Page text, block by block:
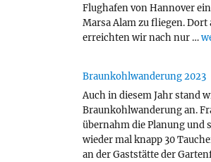
Flughafen von Hannover
Marsa Alam zu fliegen.
erreichten wir nach nur …
Braunkohlwanderung 2023
Auch in diesem Jahr stand
Braunkohlwanderung an.
übernahm die Planung und
wieder mal knapp 30
an der Gaststätte der